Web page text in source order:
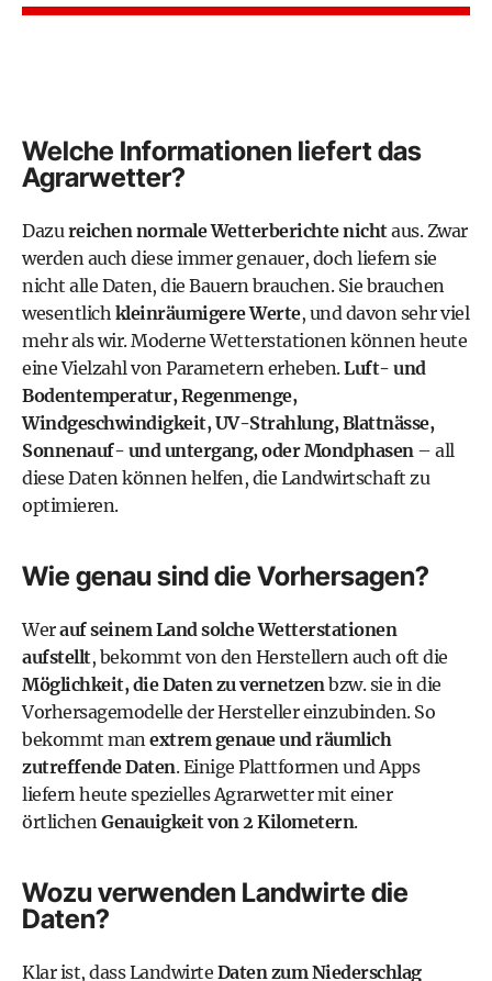
Welche Informationen liefert das
Agrarwetter?
Dazureichen normale Wetterberichte nichtaus. Zwar
werden auch diese immer genauer, doch liefern sie
nicht alle Daten, die Bauern brauchen. Sie brauchen
wesentlich kleinräumigere Werte, und davon sehr viel
mehr als wir. Moderne Wetterstationen können heute
eine Vielzahl von Parametern erheben.Luft- und
Bodentemperatur, Regenmenge,
Windgeschwindigkeit, UV-Strahlung, Blattnässe,
Sonnenauf- und untergang, oder Mondphasen– all
diese Daten können helfen, die Landwirtschaft zu
optimieren.
Wie genau sind die Vorhersagen?
Werauf seinem Land solche Wetterstationen
aufstellt, bekommt von den Herstellern auch oft die
Möglichkeit, die Daten zu vernetzenbzw. sie in die
Vorhersagemodelle der Hersteller einzubinden. So
bekommt manextrem genaue und räumlich
zutreffende Daten. Einige Plattformen und Apps
liefern heute spezielles Agrarwetter mit einer
örtlichenGenauigkeit von 2 Kilometern.
Wozu verwenden Landwirte die
Daten?
Klar ist, dass Landwirte Daten zum Niederschlag